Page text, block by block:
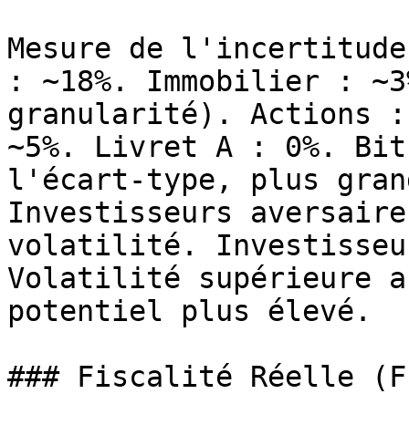
Mesure de
: ~18%. Immobilier :
granularité). Actions :
~5%. Livret A : 0%.
l'écart-type, plus
Investisseurs
volatilité.
Volatilité supérieure
potentiel plus élevé.
### Fiscalité Réelle